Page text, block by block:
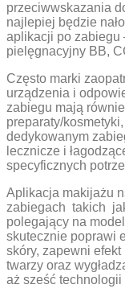
przeciwwskazania
najlepiej będzie
aplikacji po zabiegu
pielęgnacyjny BB,
Często marki
urządzenia i
zabiegu mają
preparaty/
dedykowanym
lecznicze i
specyficznych
Aplikacja makijażu
zabiegach takich
polegający na
skutecznie poprawi
skóry, zapewni
twarzy oraz
aż sześć